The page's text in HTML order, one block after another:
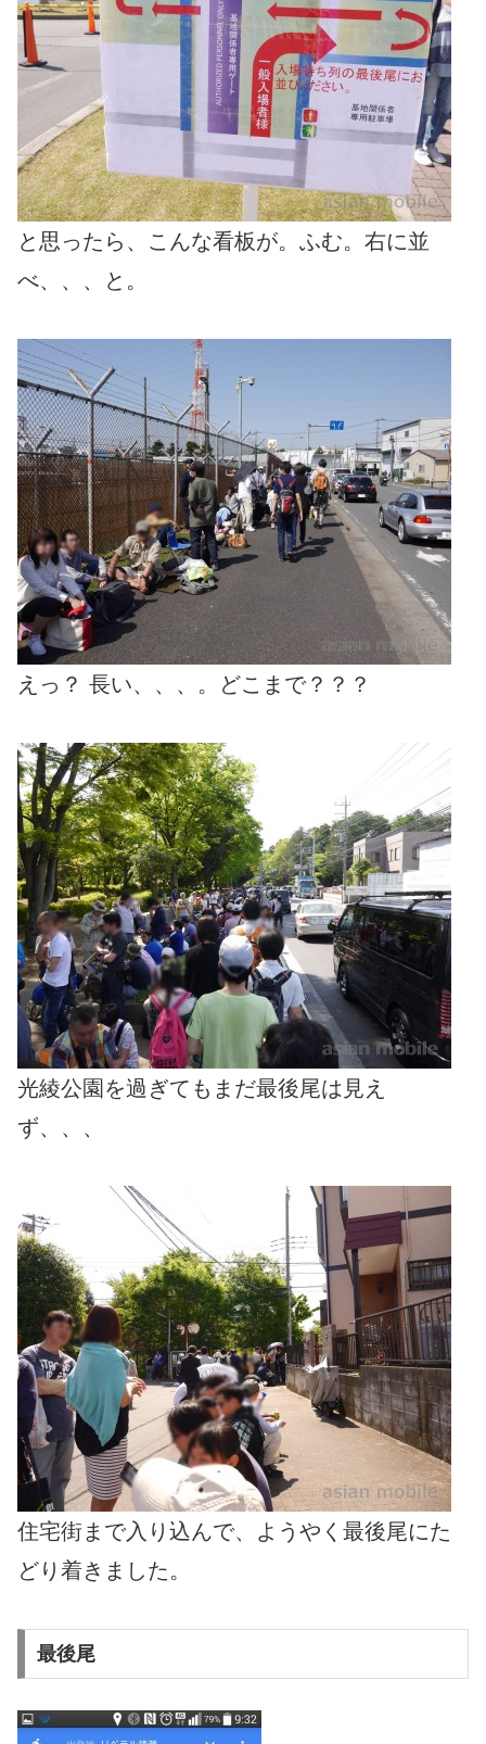
と思ったら、こんな看板が。ふむ。右に並
べ、、、と。
えっ？ 長い、、、。どこまで？？？
光綾公園を過ぎてもまだ最後尾は見え
ず、、、
住宅街まで入り込んで、ようやく最後尾にた
どり着きました。
最後尾